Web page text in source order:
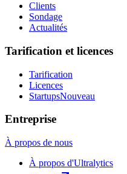
Clients
Sondage
Actualités
Tarification et licences
Tarification
Licences
StartupsNouveau
Entreprise
À propos de nous
À propos d'Ultralytics